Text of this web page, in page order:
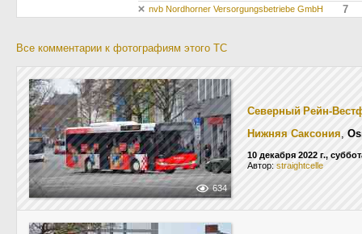
nvb Nordhorner Versorgungsbetriebe GmbH 7
Все комментарии к фотографиям этого ТС
634
Северный Рейн-
Нижняя Саксония,
10 декабря 2022 г.,
Автор: straightcelle